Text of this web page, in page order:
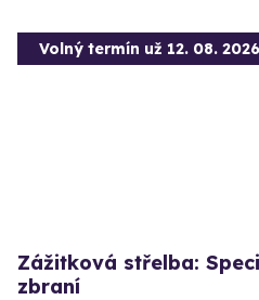
Volný termín už 12. 08. 2026
Zážitková střelba:
zbraní